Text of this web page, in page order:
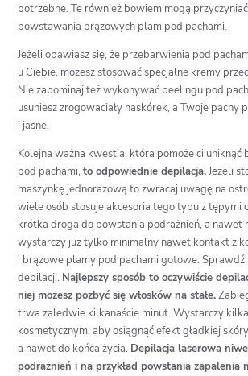
potrzebne. Te również bowiem mogą
powstawania brązowych plam pod pachami.
Jeżeli obawiasz się, że przebarwienia pod
u Ciebie, możesz stosować specjalne kremy
Nie zapominaj też wykonywać peelingu pod
usuniesz zrogowaciały naskórek, a Twoje pachy
i jasne.
Kolejna ważna kwestia, która pomoże ci uniknąć
pod pachami,to odpowiednie depilacja.Jeżeli
maszynkę jednorazową to zwracaj uwagę na
wiele osób stosuje akcesoria tego typu z tępymi
krótka droga do powstania podrażnień, a nawet
wystarczy już tylko minimalny nawet kontakt z
i brązowe plamy pod pachami gotowe.
depilacji. Najlepszy sposób to oczywiście
niej możesz pozbyć się włosków na stałe.
trwa zaledwie kilkanaście minut. Wystarczy
kosmetycznym, aby osiągnąć efekt gładkiej
a nawet do końca życia. Depilacja laserowa
podrażnień i na przykład powstania zapalenia